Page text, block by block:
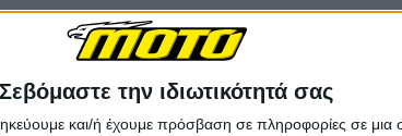
Σεβόμαστε την ιδιωτικότητά σας
και/ή έχουμε πρόσβαση σε πληροφορίες σε